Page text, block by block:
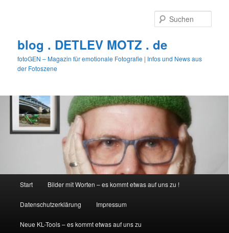
blog . DETLEV MOTZ . de
fotoGEN – Magazin für emotionale Fotografie | Infos und News aus
der Fotoszene
Start Bilder mit Worten – es kommt etwas auf uns zu !
Datenschutzerklärung Impressum
Neue KL-Tools – es kommt etwas auf uns zu